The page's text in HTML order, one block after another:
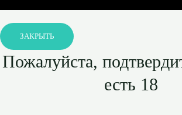
ЗАКРЫТЬ
Пожалуйста,
есть 18